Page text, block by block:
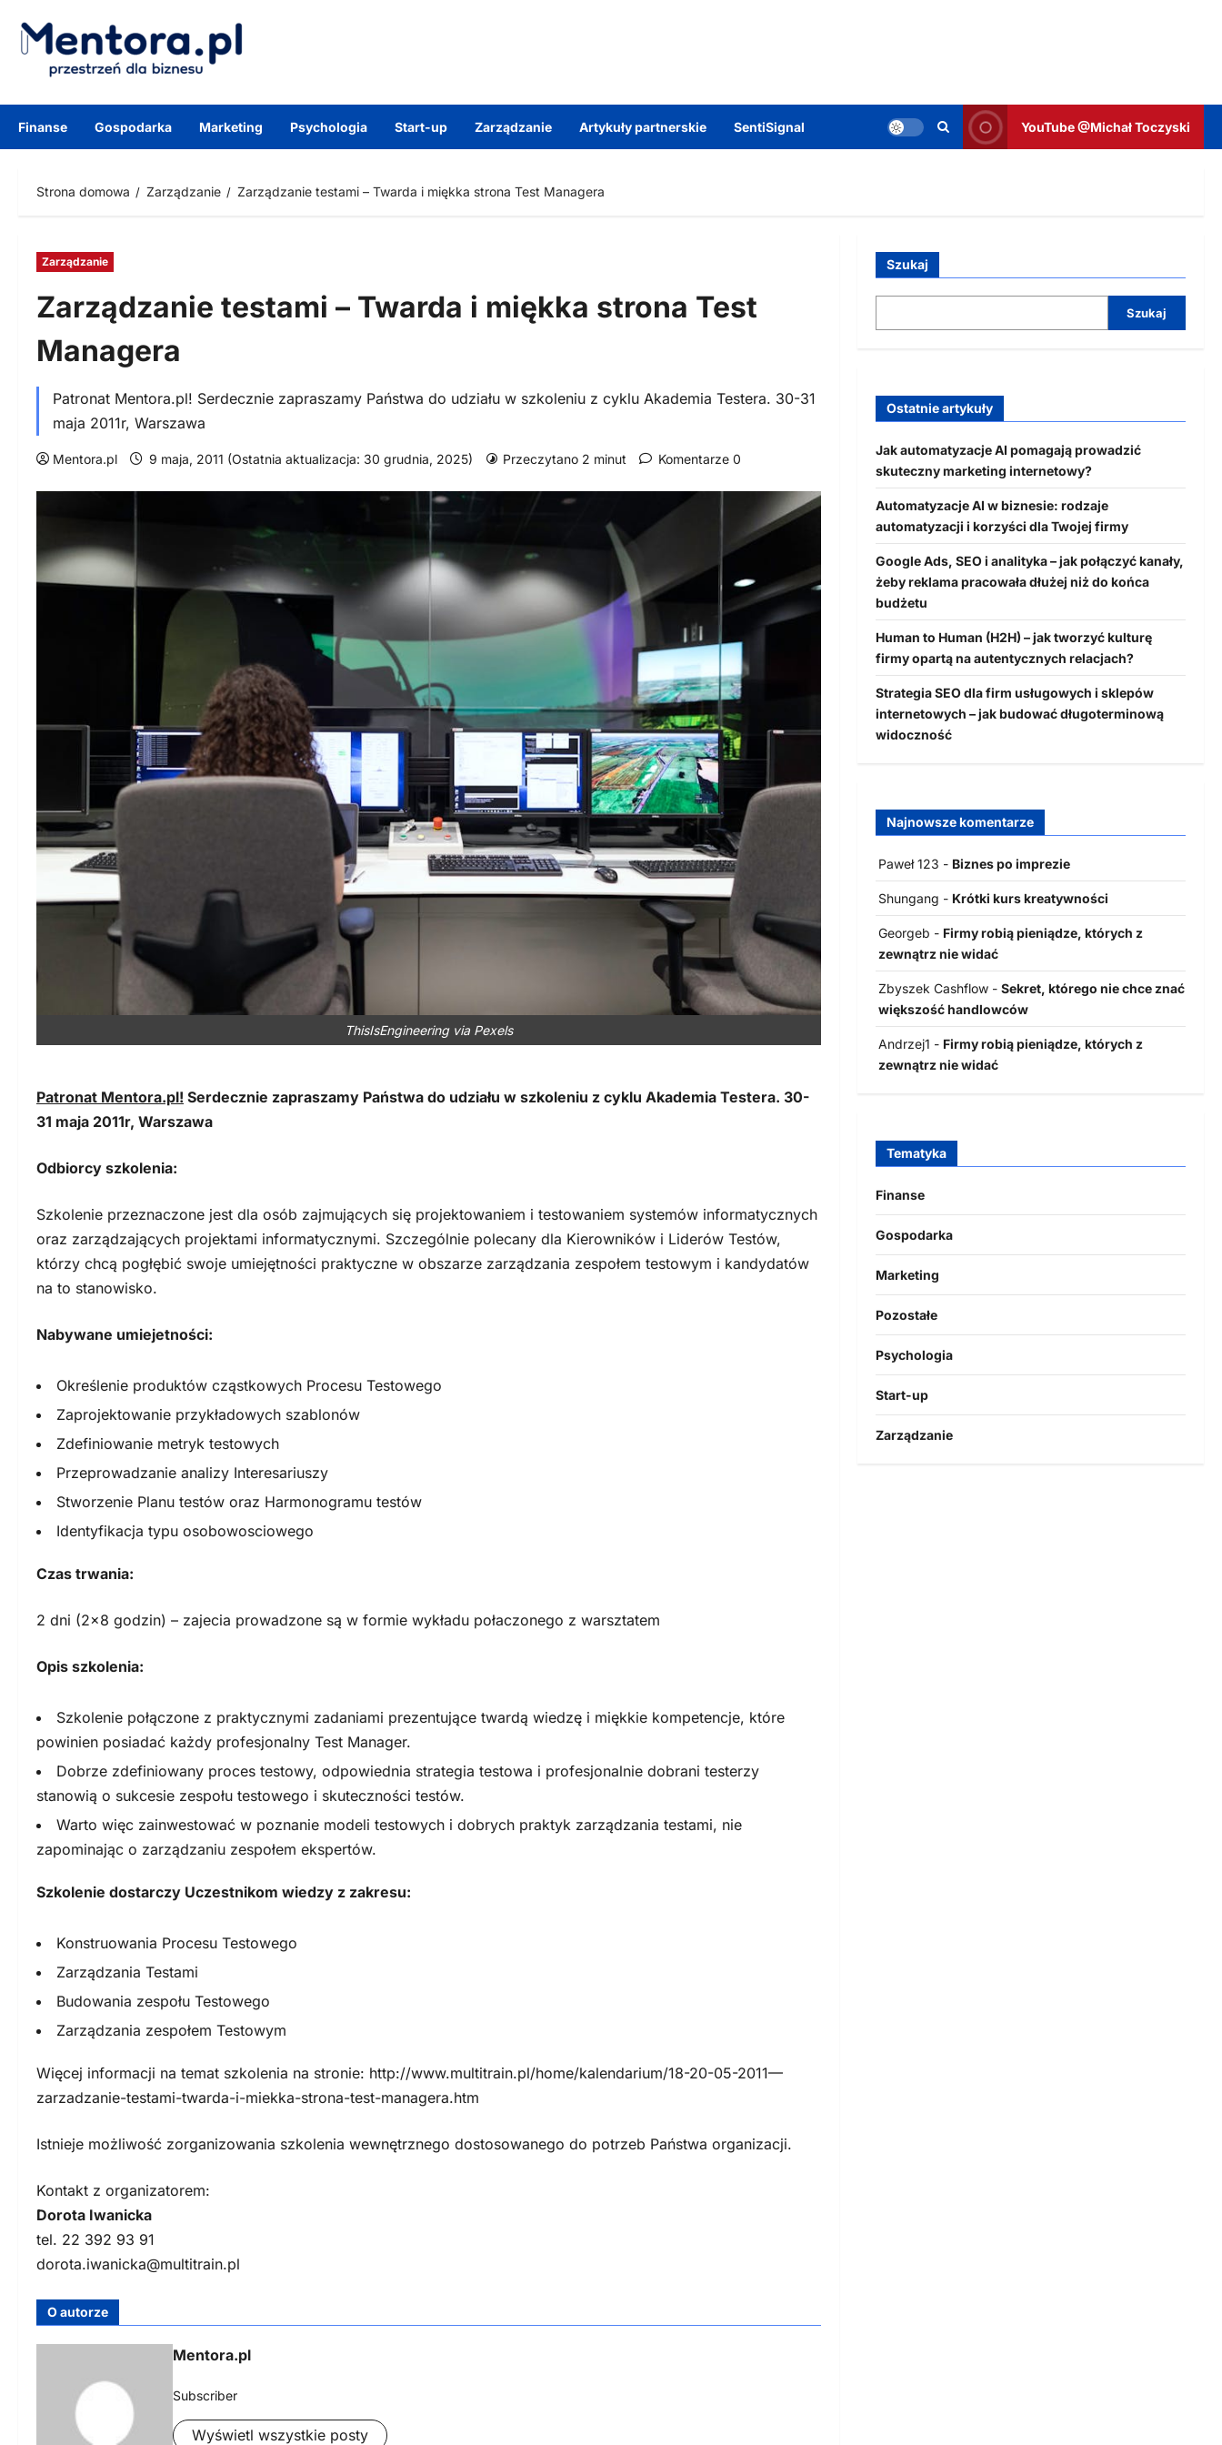
treści
Finanse Gospodarka Marketing Psychologia Start-up Zarządzanie Artykuły partnerskie SentiSignal YouTube @Michał Toczyski
Strona domowa Zarządzanie Zarządzanie testami – Twarda i miękka strona Test Managera
Zarządzanie
Zarządzanie testami – Twarda i miękka strona Test
Managera
Patronat Mentora.pl! Serdecznie zapraszamy Państwa do udziału w szkoleniu z cyklu Akademia Testera. 30-31
maja 2011r, Warszawa
Mentora.pl 9 maja, 2011 (Ostatnia aktualizacja: 30 grudnia, 2025) Przeczytano 2 minut Komentarze 0
ThisIsEngineering via Pexels
Patronat Mentora.pl! Serdecznie zapraszamy Państwa do udziału w szkoleniu z cyklu Akademia Testera. 30-
31 maja 2011r, Warszawa
Odbiorcy szkolenia:
Szkolenie przeznaczone jest dla osób zajmujących się projektowaniem i testowaniem systemów informatycznych
oraz zarządzających projektami informatycznymi. Szczególnie polecany dla Kierowników i Liderów Testów,
którzy chcą pogłębić swoje umiejętności praktyczne w obszarze zarządzania zespołem testowym i kandydatów
na to stanowisko.
Nabywane umiejetności:
Określenie produktów cząstkowych Procesu Testowego
Zaprojektowanie przykładowych szablonów
Zdefiniowanie metryk testowych
Przeprowadzanie analizy Interesariuszy
Stworzenie Planu testów oraz Harmonogramu testów
Identyfikacja typu osobowosciowego
Czas trwania:
2 dni (2×8 godzin) – zajecia prowadzone są w formie wykładu połaczonego z warsztatem
Opis szkolenia:
Szkolenie połączone z praktycznymi zadaniami prezentujące twardą wiedzę i miękkie kompetencje, które
powinien posiadać każdy profesjonalny Test Manager.
Dobrze zdefiniowany proces testowy, odpowiednia strategia testowa i profesjonalnie dobrani testerzy
stanowią o sukcesie zespołu testowego i skuteczności testów.
Warto więc zainwestować w poznanie modeli testowych i dobrych praktyk zarządzania testami, nie
zapominając o zarządzaniu zespołem ekspertów.
Szkolenie dostarczy Uczestnikom wiedzy z zakresu:
Konstruowania Procesu Testowego
Zarządzania Testami
Budowania zespołu Testowego
Zarządzania zespołem Testowym
Więcej informacji na temat szkolenia na stronie: http://www.multitrain.pl/home/kalendarium/18-20-05-2011—
zarzadzanie-testami-twarda-i-miekka-strona-test-managera.htm
Istnieje możliwość zorganizowania szkolenia wewnętrznego dostosowanego do potrzeb Państwa organizacji.
Kontakt z organizatorem:
Dorota Iwanicka
tel. 22 392 93 91
dorota.iwanicka@multitrain.pl
O autorze
Mentora.pl
Subscriber
Wyświetl wszystkie posty
Szukaj
Szukaj
Ostatnie artykuły
Jak automatyzacje AI pomagają prowadzić
skuteczny marketing internetowy?
Automatyzacje AI w biznesie: rodzaje
automatyzacji i korzyści dla Twojej firmy
Google Ads, SEO i analityka – jak połączyć kanały,
żeby reklama pracowała dłużej niż do końca
budżetu
Human to Human (H2H) – jak tworzyć kulturę
firmy opartą na autentycznych relacjach?
Strategia SEO dla firm usługowych i sklepów
internetowych – jak budować długoterminową
widoczność
Najnowsze komentarze
Paweł 123 - Biznes po imprezie
Shungang - Krótki kurs kreatywności
Georgeb - Firmy robią pieniądze, których z
zewnątrz nie widać
Zbyszek Cashflow- Sekret, którego nie chce znać
większość handlowców
Andrzej1 - Firmy robią pieniądze, których z
zewnątrz nie widać
Tematyka
Finanse
Gospodarka
Marketing
Pozostałe
Psychologia
Start-up
Zarządzanie